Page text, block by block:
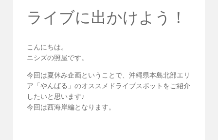
ライブに出かけよう！
こんにちは。
ニシズの照屋です。
今回は夏休み企画ということで、沖縄県本島北部エリ
ア「やんばる」のオススメドライブスポットをご紹介
したいと思います♪
今回は西海岸編となります。